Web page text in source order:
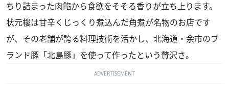
ちり詰まった肉餡から食欲をそそる香りが立ち上ります。
状元樓は甘辛くじっくり煮込んだ角煮が名物のお店です
が、その老舗が誇る料理技術を活かし、北海道・余市のブ
ランド豚「北島豚」を使って作ったという贅沢さ。
ADVERTISEMENT